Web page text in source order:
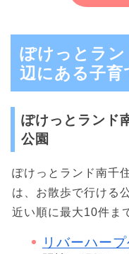
ぽけっとラン
辺にある子育
ぽけっとランド
公園
ぽけっとランド南千
は、お散歩で行ける
近い順に最大10件ま
リバーハープ